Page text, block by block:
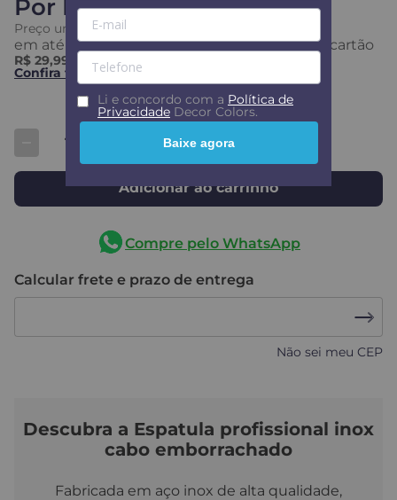
Por R$ 29,99
Preço unitárioR$
em até x s/ juros R$ 14,99 ou em até2x no cartão
R$ 29,99 no PIX
Confira formas de pagamento
Adicionar ao carrinho
Compre pelo WhatsApp
Calcular frete e prazo de entrega
Não sei meu CEP
Descubra a Espatula profissional inox
cabo emborrachado
Fabricada em aço inox de alta qualidade,
Li e concordo com a Política de
Privacidade Decor Colors.
Baixe agora